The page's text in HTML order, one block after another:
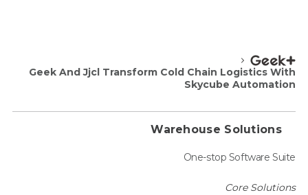
Geek And Jjcl Transform Cold Chain Logistics With
Skycube Automation
Warehouse Solutions
One-stop Software Suite
Core Solutions